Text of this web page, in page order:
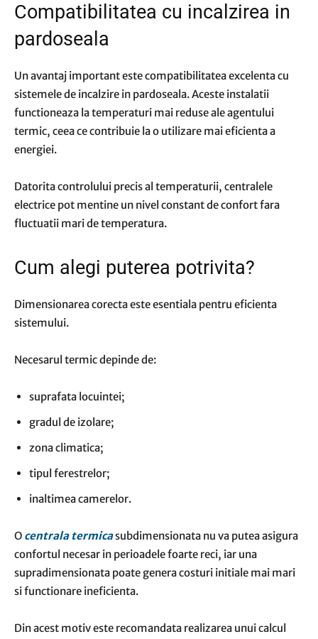
Compatibilitatea cu incalzirea in
pardoseala
Un avantaj important este compatibilitatea excelenta cu
sistemele de incalzire in pardoseala. Aceste instalatii
functioneaza la temperaturi mai reduse ale agentului
termic, ceea ce contribuie la o utilizare mai eficienta a
energiei.
Datorita controlului precis al temperaturii, centralele
electrice pot mentine un nivel constant de confort fara
fluctuatii mari de temperatura.
Cum alegi puterea potrivita?
Dimensionarea corecta este esentiala pentru eficienta
sistemului.
Necesarul termic depinde de:
suprafata locuintei;
gradul de izolare;
zona climatica;
tipul ferestrelor;
inaltimea camerelor.
O centrala termicasubdimensionata nu va putea asigura
confortul necesar in perioadele foarte reci, iar una
supradimensionata poate genera costuri initiale mai mari
si functionare ineficienta.
Din acest motiv este recomandata realizarea unui calcul